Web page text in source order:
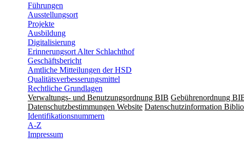
Führungen
Ausstellungsort
Projekte
Ausbildung
Digitalisierung
Erinnerungsort Alter Schlachthof
Geschäftsbericht
Amtliche Mitteilungen der HSD
Qualitätsverbesserungsmittel
Rechtliche Grundlagen
Verwaltungs- und Benutzungsordnung BIB Gebührenordnung
Datenschutzbestimmungen Website Datenschutzinformation
Identifikationsnummern
A-Z
Impressum